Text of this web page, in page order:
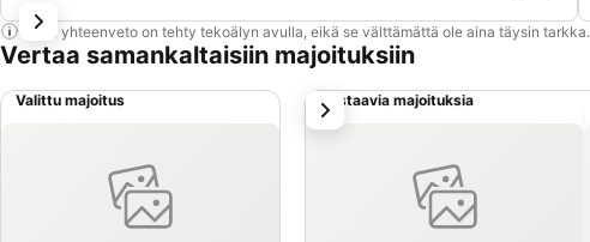
Tämä yhteenveto on tehty tekoälyn avulla, eikä se välttämättä ole aina täysin tarkka.
Vertaa samankaltaisiin majoituksiin
Valittu majoitus Vastaavia majoituksia
seuraava